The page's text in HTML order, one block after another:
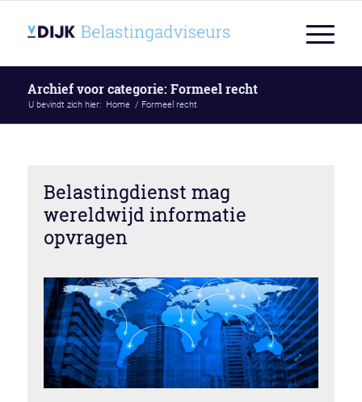
Archief voor categorie: Formeel recht
U bevindt zich hier: Home / Formeel recht
Belastingdienst mag
wereldwijd informatie
opvragen